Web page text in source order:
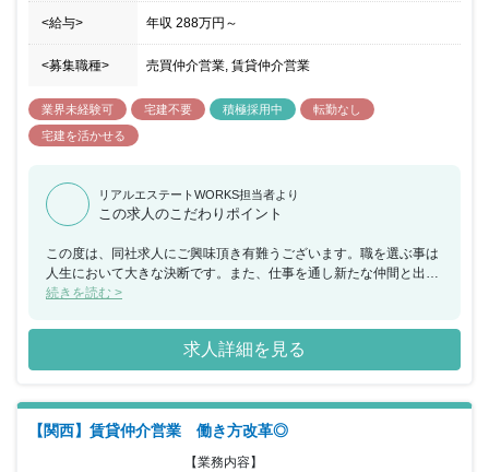
<給与> 年収 288万円 ～
<募集職種> 売買仲介営業, 賃貸仲介営業
業界未経験可 宅建不要 積極採用中
転勤なし
宅建を活かせる
リアルエステートWORKS担当者より
この求人のこだわりポイント
この度は、同社求人にご興味頂き有難うございます。職を選ぶ事は
人生において大きな決断です。また、仕事を通し新たな仲間と出会
う事も人生に大きな影響を与えるものだと思います。この組織で働
す。皆様にとって、同社と同社の社員がそのような存在となれるよ
うな良いご縁となれば嬉しく思います。新たな仲間と出会い共に歩
む事を楽しみにしております。１つでも当てはまった方はぜひ1度
続きを読む >
求人詳細を見る
【関西】賃貸仲介営業 働き方改革◎
【業務内容】